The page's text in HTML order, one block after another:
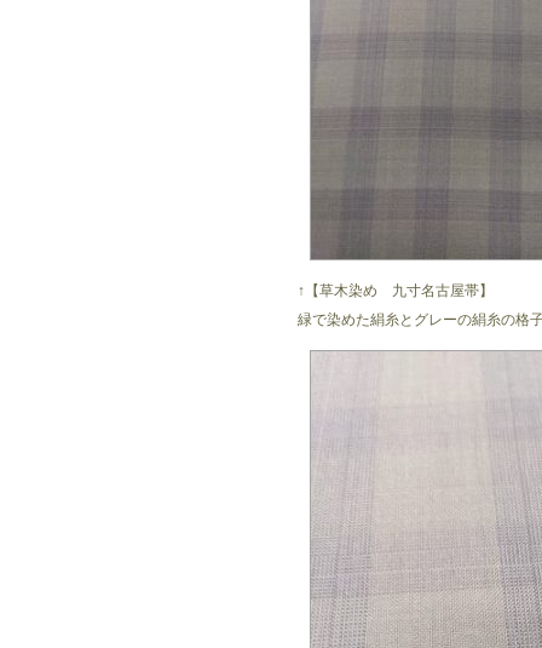
↑【草木染め 九寸名古屋帯】
緑で染めた絹糸とグレーの絹糸の格